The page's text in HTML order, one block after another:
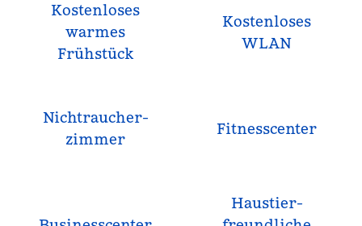
Kostenloses
warmes
Frühstück
Kostenloses
WLAN
Nichtraucher­
zimmer
Fitnesscenter
Haustier­